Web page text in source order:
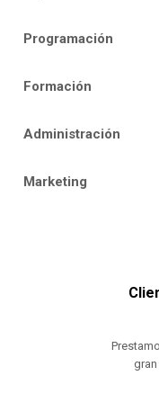
Programación
Formación
Administración
Marketing